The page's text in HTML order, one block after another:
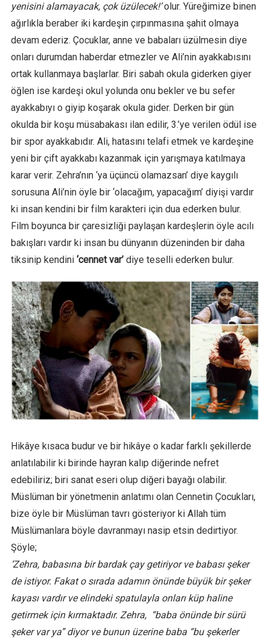
yenisini alamayacak, çok üzülecek!’olur. Yüreğimize binen
ağırlıkla beraber iki kardeşin çırpınmasına şahit olmaya
devam ederiz. Çocuklar, anne ve babaları üzülmesin diye
onları durumdan haberdar etmezler ve Ali’nin ayakkabısını
ortak kullanmaya başlarlar. Biri sabah okula giderken giyer
öğlen ise kardeşi okul yolunda onu bekler ve bu sefer
ayakkabıyı o giyip koşarak okula gider. Derken bir gün
okulda bir koşu müsabakası ilan edilir, 3.’ye verilen ödül ise
bir spor ayakkabıdır. Ali, hatasını telafi etmek ve kardeşine
yeni bir çift ayakkabı kazanmak için yarışmaya katılmaya
karar verir. Zehra’nın ‘ya üçüncü olamazsan’ diye kaygılı
sorusuna Ali’nin öyle bir ‘olacağım, yapacağım’ diyişi vardır
ki insan kendini bir film karakteri için dua ederken bulur.
Film boyunca bir çaresizliği paylaşan kardeşlerin öyle acılı
bakışları vardır ki insan bu dünyanın düzeninden bir daha
tiksinip kendini ‘cennet var’diye teselli ederken bulur.
Hikâye kısaca budur ve bir hikâye o kadar farklı şekillerde
anlatılabilir ki birinde hayran kalıp diğerinde nefret
edebiliriz; biri sanat eseri olup diğeri bayağı olabilir.
Müslüman bir yönetmenin anlatımı olan Cennetin Çocukları,
bize öyle bir Müslüman tavrı gösteriyor ki Allah tüm
Müslümanlara böyle davranmayı nasip etsin dedirtiyor.
Şöyle;
‘Zehra, babasına bir bardak çay getiriyor ve babası şeker
de istiyor. Fakat o sırada adamın önünde büyük bir şeker
kayası vardır ve elindeki spatulayla onları küp haline
getirmek için kırmaktadır. Zehra, “baba önünde bir sürü
şeker var ya” diyor ve bunun üzerine baba “bu şekerler